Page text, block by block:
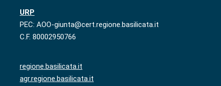
URP
PEC: AOO-giunta@cert.regione.basilicata.it
C.F. 80002950766
regione.basilicata.it
agr.regione.basilicata.it